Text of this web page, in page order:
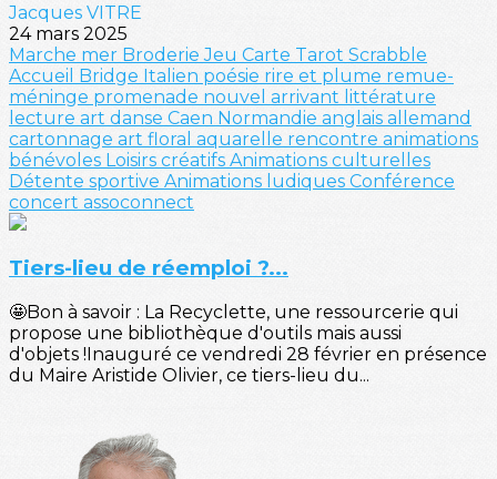
Jacques VITRE
24 mars 2025
Marche mer BroderieJeu Carte Tarot Scrabble
Accueil Bridge Italien poésie rire et plume remue-
méninge promenade nouvel arrivant littérature
lecture art danse Caen Normandie anglais allemand
cartonnage art floral aquarelle rencontre animations
bénévoles Loisirs créatifs Animations culturelles
Détente sportive Animations ludiques Conférence
concert assoconnect
Tiers-lieu de réemploi ?...
🤩Bon à savoir : La Recyclette, une ressourcerie qui
propose une bibliothèque d'outils mais aussi
d'objets !Inauguré ce vendredi 28 février en présence
du Maire Aristide Olivier, ce tiers-lieu du...